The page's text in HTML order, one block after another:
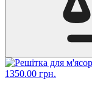
1350.00 грн.